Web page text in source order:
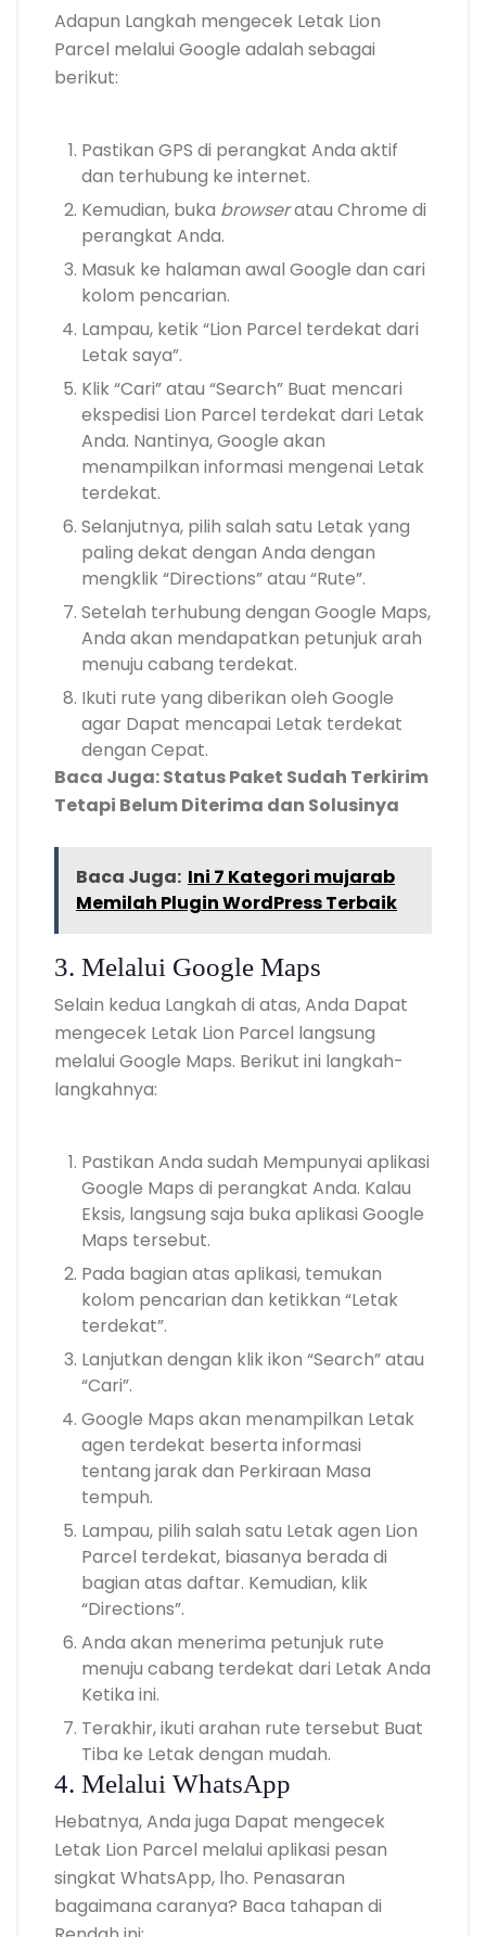
Adapun Langkah mengecek Letak Lion
Parcel melalui Google adalah sebagai
berikut:
Pastikan GPS di perangkat Anda aktif
dan terhubung ke internet.
Kemudian, buka browseratau Chrome di
perangkat Anda.
Masuk ke halaman awal Google dan cari
kolom pencarian.
Lampau, ketik “Lion Parcel terdekat dari
Letak saya”.
Klik “Cari” atau “Search” Buat mencari
ekspedisi Lion Parcel terdekat dari Letak
Anda. Nantinya, Google akan
menampilkan informasi mengenai Letak
terdekat.
Selanjutnya, pilih salah satu Letak yang
paling dekat dengan Anda dengan
mengklik “Directions” atau “Rute”.
Setelah terhubung dengan Google Maps,
Anda akan mendapatkan petunjuk arah
menuju cabang terdekat.
Ikuti rute yang diberikan oleh Google
agar Dapat mencapai Letak terdekat
dengan Cepat.
Baca Juga: Status Paket Sudah Terkirim
Tetapi Belum Diterima dan Solusinya
Baca Juga: Ini 7 Kategori mujarab
Memilah Plugin WordPress Terbaik
3. Melalui Google Maps
Selain kedua Langkah di atas, Anda Dapat
mengecek Letak Lion Parcel langsung
melalui Google Maps. Berikut ini langkah-
langkahnya:
Pastikan Anda sudah Mempunyai aplikasi
Google Maps di perangkat Anda. Kalau
Eksis, langsung saja buka aplikasi Google
Maps tersebut.
Pada bagian atas aplikasi, temukan
kolom pencarian dan ketikkan “Letak
terdekat”.
Lanjutkan dengan klik ikon “Search” atau
“Cari”.
Google Maps akan menampilkan Letak
agen terdekat beserta informasi
tentang jarak dan Perkiraan Masa
tempuh.
Lampau, pilih salah satu Letak agen Lion
Parcel terdekat, biasanya berada di
bagian atas daftar. Kemudian, klik
“Directions”.
Anda akan menerima petunjuk rute
menuju cabang terdekat dari Letak Anda
Ketika ini.
Terakhir, ikuti arahan rute tersebut Buat
Tiba ke Letak dengan mudah.
4. Melalui WhatsApp
Hebatnya, Anda juga Dapat mengecek
Letak Lion Parcel melalui aplikasi pesan
singkat WhatsApp, lho. Penasaran
bagaimana caranya? Baca tahapan di